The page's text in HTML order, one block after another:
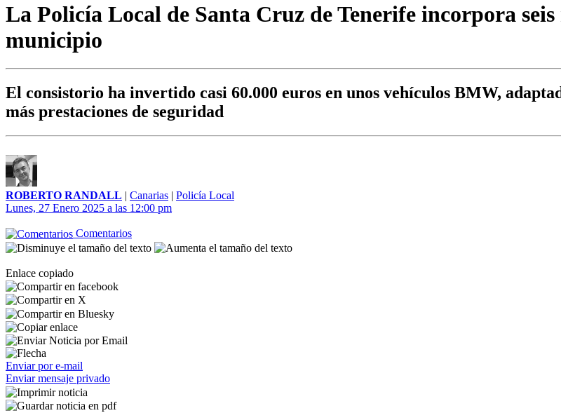
La Policía Local de Santa Cruz de Tenerife incorpora
municipio
El consistorio ha invertido casi 60.000 euros en unos vehículos BMW,
más prestaciones de seguridad
ROBERTO RANDALL | Canarias | Policía Local
Lunes, 27 Enero 2025 a las 12:00 pm
Comentarios
Enlace copiado
Enviar por e-mail
Enviar mensaje privado